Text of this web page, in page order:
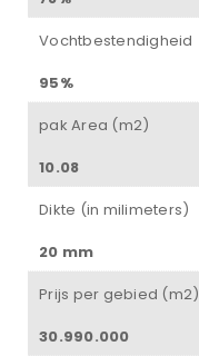
Vochtbestendigheid
95%
pak Area (m2)
10.08
Dikte (in milimeters)
20 mm
Prijs per gebied (m2)
30.990.000